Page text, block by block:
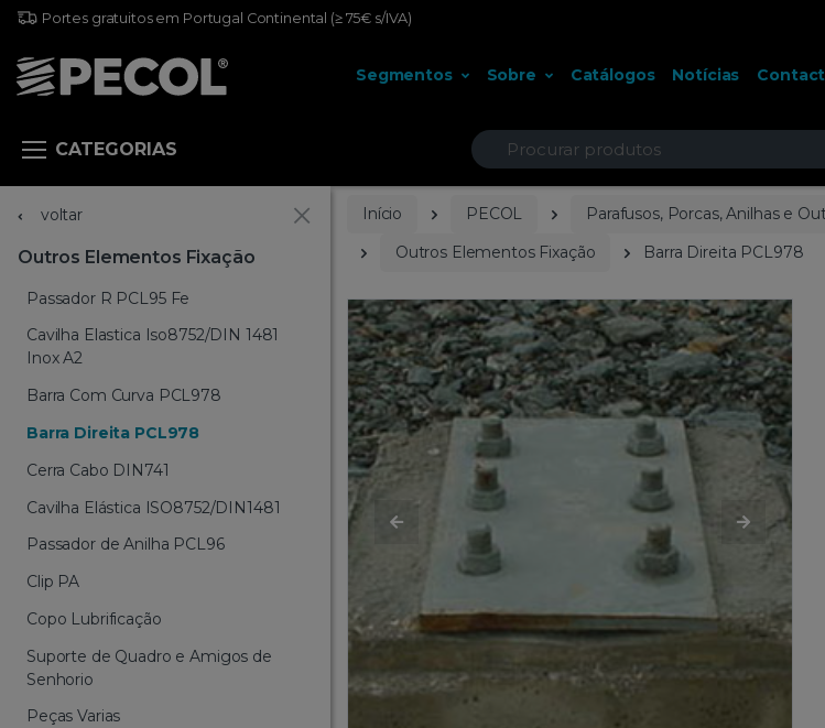
Portes gratuitos em Portugal Continental (≥ 75€ s/IVA)
Segmentos Sobre Catálogos Notícias
CATEGORIAS Procurar
voltar
Outros Elementos Fixação
Passador R PCL95 Fe
Cavilha Elastica Iso8752/DIN 1481
Inox A2
Barra Com Curva PCL978
Barra Direita PCL978
Cerra Cabo DIN741
Cavilha Elástica ISO8752/DIN1481
Passador de Anilha PCL96
Clip PA
Copo Lubrificação
Suporte de Quadro e Amigos de
Senhorio
Peças Varias
Início PECOL Parafusos, Porcas, Anilhas e
Outros Elementos Fixação
Barra Direita PCL978